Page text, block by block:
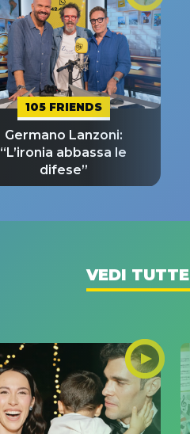
105 FRIENDS
Germano Lanzoni:
“L’ironia abbassa le
difese”
VEDI TUTTE